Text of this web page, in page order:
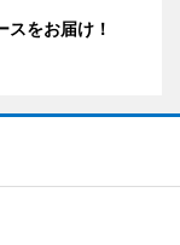
スをお届け！